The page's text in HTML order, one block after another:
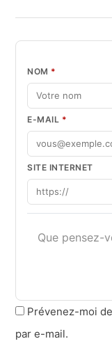
NOM *
E-MAIL *
SITE INTERNET
Prévenez-moi
par e-mail.